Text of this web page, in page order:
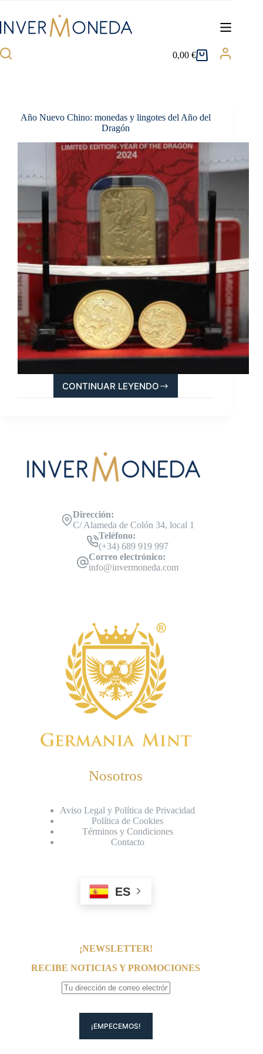
contenido
Carro
0,00€
Año Nuevo Chino: monedas y lingotes del Año del
Dragón
CONTINUAR LEYENDO
AÑO
NUEVO
DEL
AÑO
DEL
Dirección:
C/ Alameda de Colón 34, local 1
Teléfono:
(+34) 689 919 997
Correo electrónico:
info@invermoneda.com
Nosotros
Aviso Legal y Política de Privacidad
Política de Cookies
Términos y Condiciones
Contacto
ES
¡NEWSLETTER!
RECIBE NOTICIAS Y PROMOCIONES